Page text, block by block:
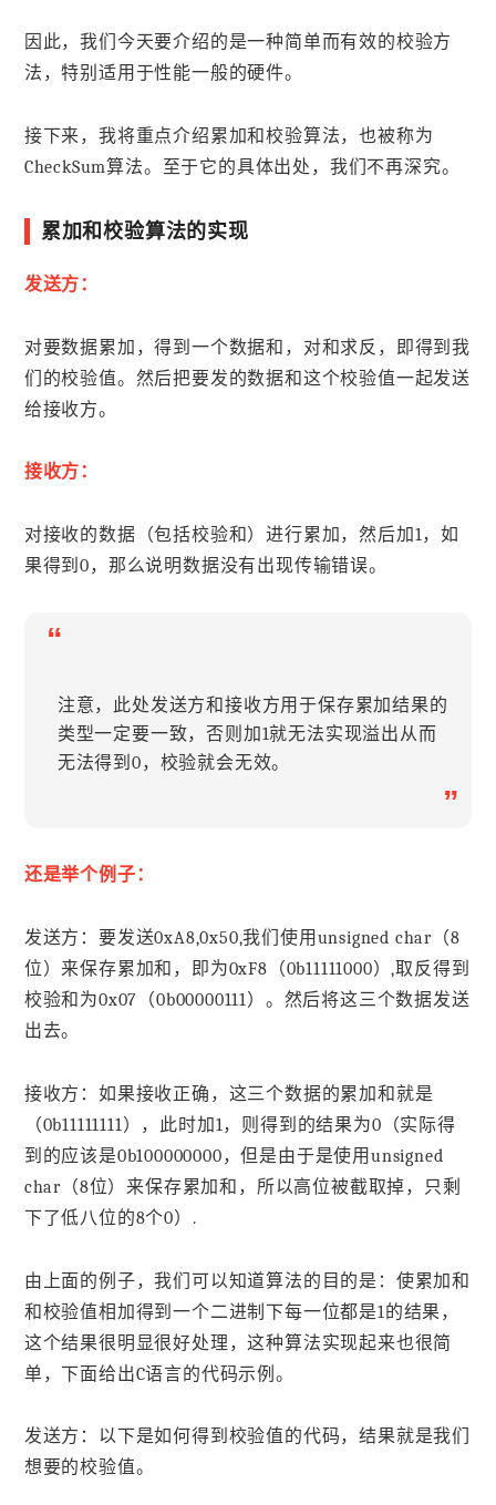
因此，我们今天要介绍的是一种简单而有效的校验方
法，特别适用于性能一般的硬件。
接下来，我将重点介绍累加和校验算法，也被称为
CheckSum算法。至于它的具体出处，我们不再深究。
累加和校验算法的实现
发送方：
对要数据累加，得到一个数据和，对和求反，即得到我
们的校验值。然后把要发的数据和这个校验值一起发送
给接收方。
接收方：
对接收的数据（包括校验和）进行累加，然后加1，如
果得到0，那么说明数据没有出现传输错误。
“
注意，此处发送方和接收方用于保存累加结果的
类型一定要一致，否则加1就无法实现溢出从而
无法得到0，校验就会无效。
”
还是举个例子：
发送方：要发送0xA8,0x50,我们使用unsigned char（8
位）来保存累加和，即为0xF8（0b11111000）,取反得到
校验和为0x07（0b00000111）。然后将这三个数据发送
出去。
接收方：如果接收正确，这三个数据的累加和就是
（0b11111111），此时加1，则得到的结果为0（实际得
到的应该是0b100000000，但是由于是使用unsigned
char（8位）来保存累加和，所以高位被截取掉，只剩
下了低八位的8个0）.
由上面的例子，我们可以知道算法的目的是：使累加和
和校验值相加得到一个二进制下每一位都是1的结果，
这个结果很明显很好处理，这种算法实现起来也很简
单，下面给出C语言的代码示例。
发送方：以下是如何得到校验值的代码，结果就是我们
想要的校验值。